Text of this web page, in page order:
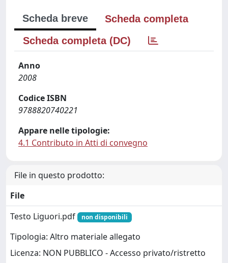
Scheda breve
Scheda completa
Scheda completa (DC)
Anno
2008
Codice ISBN
9788820740221
Appare nelle tipologie:
4.1 Contributo in Atti di convegno
File in questo prodotto:
File
Testo Liguori.pdf
non disponibili
Tipologia: Altro materiale allegato
Licenza: NON PUBBLICO - Accesso privato/ristretto